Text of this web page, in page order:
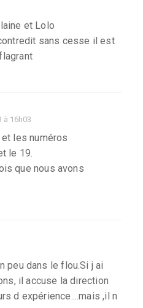
et Lolo
sans cesse il est
à 16h03
les numéros
le 19.
que nous avons
peu dans le flou.Si j ai
il accuse la direction
d expérience....mais ,il n